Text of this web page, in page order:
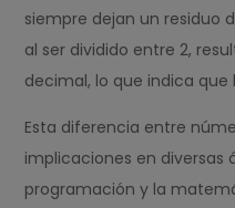
siempre dejan un residuo
al ser dividido entre 2,
decimal, lo que indica que
Esta diferencia entre
implicaciones en diversas
programación y la